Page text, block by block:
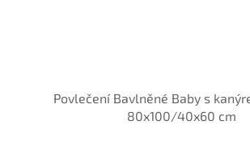
Povlečení Bavlněné Baby s
80x100/40x60 cm